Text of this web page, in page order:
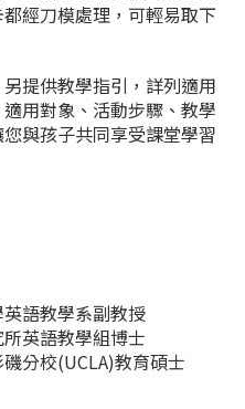
經刀模處理，可輕易取下
提供教學指引，詳列適用
用對象、活動步驟、教學
與孩子共同享受課堂學習
語教學系副教授
英語教學組博士
分校(UCLA)教育碩士